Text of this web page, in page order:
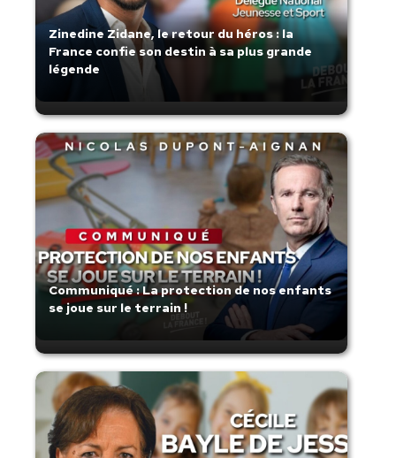
Zinedine Zidane, le retour du héros : la
France confie son destin à sa plus grande
légende
Communiqué : La protection de nos enfants
se joue sur le terrain !